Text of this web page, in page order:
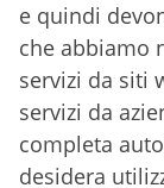
e quindi
che abbiamo
servizi da siti
servizi da
completa
desidera